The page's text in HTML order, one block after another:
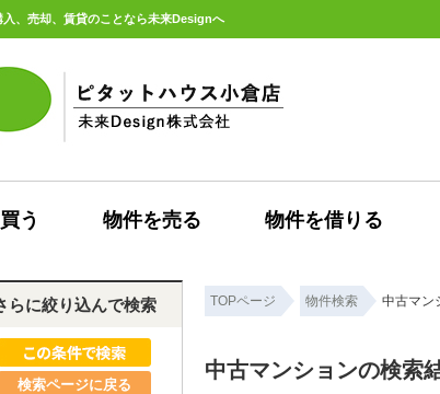
、売却、賃貸のことなら未来Designへ
う 物件を売る 物件を借りる
TOPページ 物件検索 中古マン
中古マンションの検索
らに絞り込んで検索
検索ページに戻る